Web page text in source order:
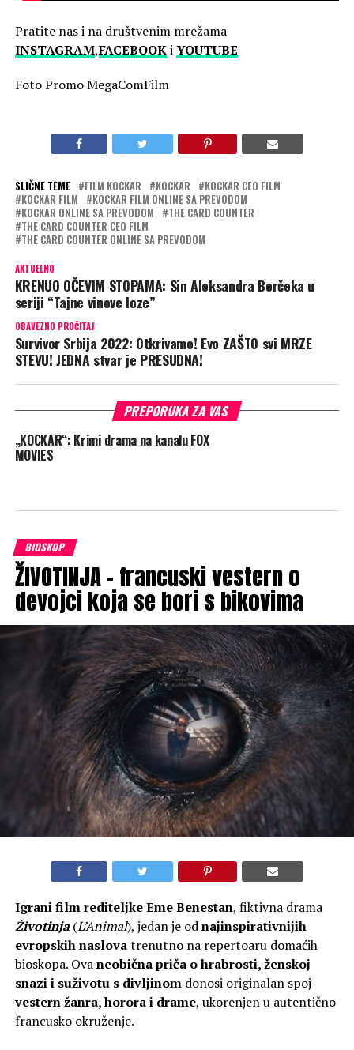
Pratite nas i na društvenim mrežama
INSTAGRAM,FACEBOOKiYOUTUBE
Foto Promo MegaComFilm
SLIČNE TEME FILM KOCKAR KOCKAR
KOCKAR CEO FILM
KOCKAR FILM
KOCKAR FILM ONLINE SA PREVODOM
KOCKAR ONLINE SA PREVODOM
THE CARD COUNTER
THE CARD COUNTER CEO FILM
THE CARD COUNTER ONLINE SA PREVODOM
AKTUELNO
KRENUO OČEVIM STOPAMA: Sin Aleksandra Berčeka u
seriji “Tajne vinove loze”
OBAVEZNO PROČITAJ
Survivor Srbija 2022: Otkrivamo! Evo ZAŠTO svi MRZE
STEVU! JEDNA stvar je PRESUDNA!
PREPORUKA ZA VAS
„KOCKAR“: Krimi drama na kanalu FOX
MOVIES
BIOSKOP
ŽIVOTINJA – francuski vestern o
devojci koja se bori s bikovima
Igrani film rediteljke Eme Benestan, fiktivna drama
Životinja(L’Animal), jedan je odnajinspirativnijih
evropskih naslovatrenutno na repertoaru domaćih
bioskopa. Ovaneobična priča o hrabrosti, ženskoj
snazi i suživotu s divljinomdonosi originalan spoj
vestern žanra, horora i drame, ukorenjen u autentično
francusko okruženje.